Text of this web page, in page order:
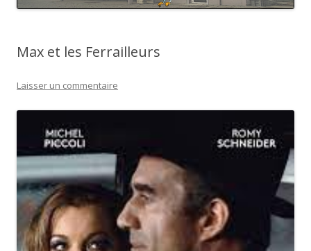
Max et les Ferrailleurs
Laisser un commentaire